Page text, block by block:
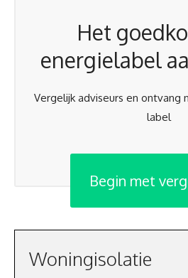
Het
energielabel
Vergelijk adviseurs en ontvang
label
Begin met
Woningisolatie